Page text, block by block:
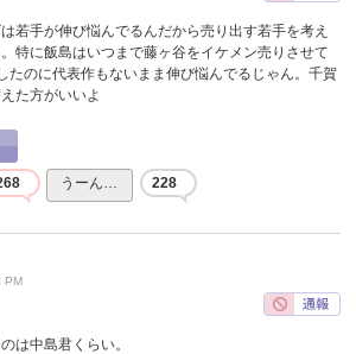
若手が伸び悩んでるんだから売り出す若手を考え
特に飯島はいつまで藤ヶ谷をイケメン売りさせて
たのに代表作もないまま伸び悩んでるじゃん。千賀
た方がいいよ
うーん… 228
PM
は中島君くらい。